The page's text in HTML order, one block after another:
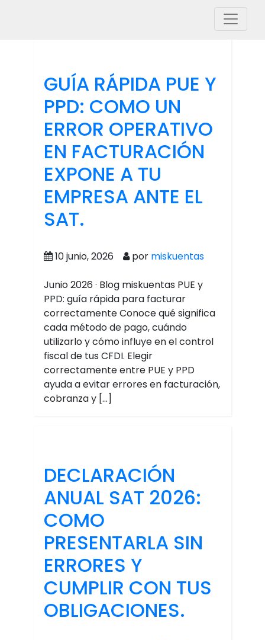
GUÍA RÁPIDA PUE Y
PPD: COMO UN
ERROR OPERATIVO
EN FACTURACIÓN
EXPONE A TU
EMPRESA ANTE EL
SAT.
10 junio, 2026 por miskuentas
Junio 2026 · Blog miskuentas PUE y
PPD: guía rápida para facturar
correctamente Conoce qué significa
cada método de pago, cuándo
utilizarlo y cómo influye en el control
fiscal de tus CFDI. Elegir
correctamente entre PUE y PPD
ayuda a evitar errores en facturación,
cobranza y […]
DECLARACIÓN
ANUAL SAT 2026:
COMO
PRESENTARLA SIN
ERRORES Y
CUMPLIR CON TUS
OBLIGACIONES.